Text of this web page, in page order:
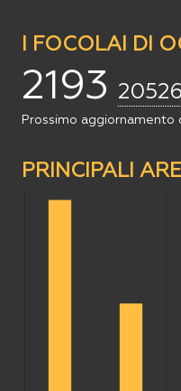
I FOCOLAI DI
2193 20526
Prossimo aggiornamento
PRINCIPALI